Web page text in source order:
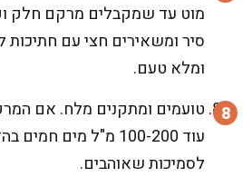
מוט עד שמקבלים מרקם חלק
סיר ומשאירים חצי עם
ומלא טעם.
טועמים ומתקנים מלח. אם
עוד 100-200 מ"ל מים
לסמיכות שאוהבים.